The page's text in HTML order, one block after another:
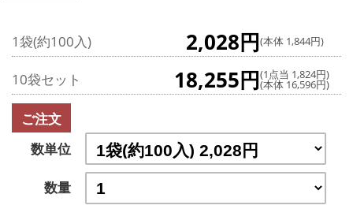
1袋(約100入) 2,028円(本体 1,844円)
10袋セット 18,255円(1点当 1,824円)
(本体 16,596円)
ご注文
数単位
数量